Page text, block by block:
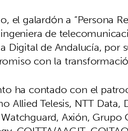
el galardón a “Persona
de
Digital de Andalucía,
con la
ha contado con el
Allied Telesis, NTT Data,
Axión, Grupo